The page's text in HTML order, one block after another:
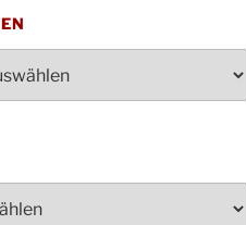
von 16-20 Uhr
18:30 Uhr